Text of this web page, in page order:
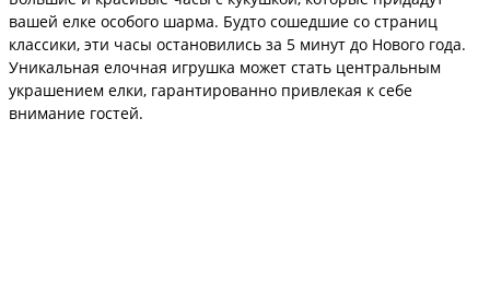
вашей елке особого шарма. Будто сошедшие со страниц
классики, эти часы остановились за 5 минут до Нового года.
Уникальная елочная игрушка может стать центральным
украшением елки, гарантированно привлекая к себе
внимание гостей.